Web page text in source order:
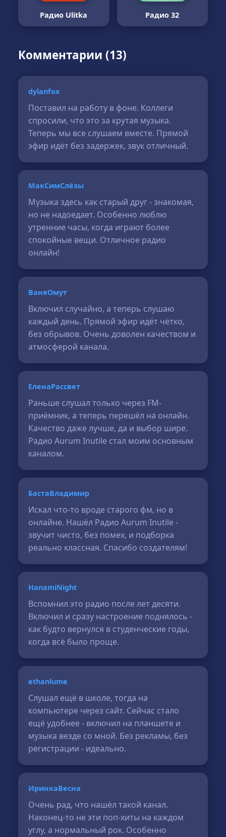
Радио Ulitka Радио 32
Комментарии (13)
dylanfox
Поставил на работу в фоне. Коллеги
спросили, что это за крутая музыка.
Теперь мы все слушаем вместе. Прямой
эфир идёт без задержек, звук отличный.
МакСимСлёзы
Музыка здесь как старый друг - знакомая,
но не надоедает. Особенно люблю
утренние часы, когда играют более
спокойные вещи. Отличное радио
онлайн!
ВаняОмут
Включил случайно, а теперь слушаю
каждый день. Прямой эфир идёт чётко,
без обрывов. Очень доволен качеством и
атмосферой канала.
ЕленаРассвет
Раньше слушал только через FM-
приёмник, а теперь перешёл на онлайн.
Качество даже лучше, да и выбор шире.
Радио Aurum Inutile стал моим основным
каналом.
БастаВладимир
Искал что-то вроде старого фм, но в
онлайне. Нашёл Радио Aurum Inutile -
звучит чисто, без помех, и подборка
реально классная. Спасибо создателям!
HanamiNight
Вспомнил это радио после лет десяти.
Включил и сразу настроение поднялось -
как будто вернулся в студенческие годы,
когда всё было проще.
ethanlume
Слушал ещё в школе, тогда на
компьютере через сайт. Сейчас стало
ещё удобнее - включил на планшете и
музыка везде со мной. Без рекламы, без
регистрации - идеально.
ИринкаВесна
Очень рад, что нашёл такой канал.
Наконец-то не эти поп-хиты на каждом
углу, а нормальный рок. Особенно